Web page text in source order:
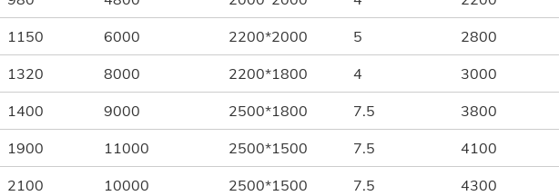
1150 6000 2200*2000 5 2800
1320 8000 2200*1800 4 3000
1400 9000 2500*1800 7.5 3800
1900 11000 2500*1500 7.5 4100
2100 10000 2500*1500 7.5 4300